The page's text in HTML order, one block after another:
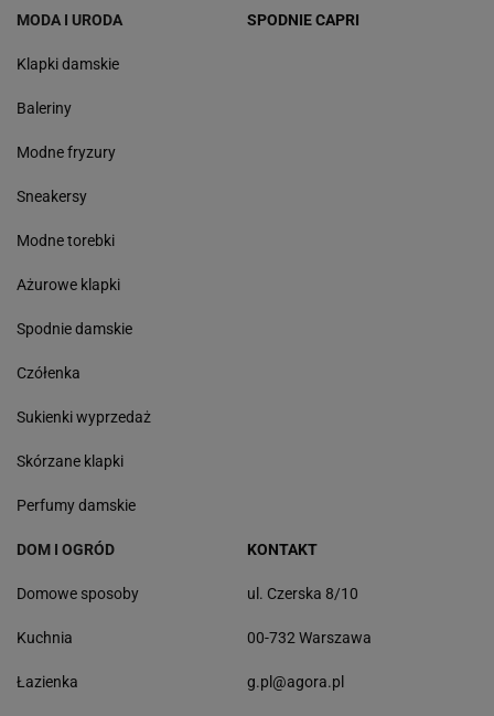
MODA I URODA
Klapki damskie
Baleriny
Modne fryzury
Sneakersy
Modne torebki
Ażurowe klapki
Spodnie damskie
Czółenka
Sukienki wyprzedaż
Skórzane klapki
Perfumy damskie
SPODNIE CAPRI
DOM I OGRÓD
Domowe sposoby
Kuchnia
Łazienka
KONTAKT
ul. Czerska 8/10
00-732 Warszawa
g.pl@agora.pl